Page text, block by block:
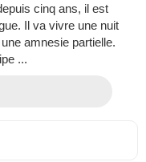
cinq ans, il est
Il va vivre une nuit
amnesie partielle.
...